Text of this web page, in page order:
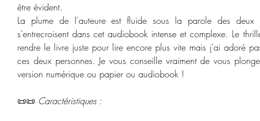
être évident.
La plume de l'auteure est fluide sous la parole des deux
s'entrecroisent dans cet audiobook intense et complexe. Le
rendre le livre juste pour lire encore plus vite mais j'ai adoré
ces deux personnes. Je vous conseille vraiment de vous
version numérique ou papier ou audiobook !
📜📜 Caractéristiques :